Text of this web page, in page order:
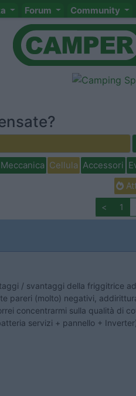
Forum Community
Meccanica Cellula Accessori
< 1
/ svantaggi della friggitrice
pareri (molto) negativi,
concentrarmi sulla qualità di
servizi + pannello +